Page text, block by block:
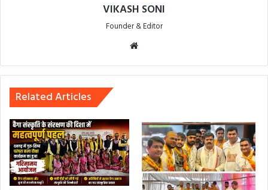
VIKASH SONI
Founder & Editor
Related Articles